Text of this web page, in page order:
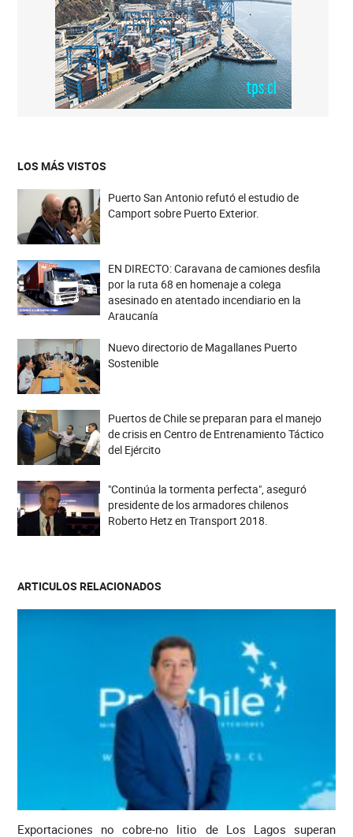
LOS MÁS VISTOS
Puerto San Antonio refutó el estudio de
Camport sobre Puerto Exterior.
EN DIRECTO: Caravana de camiones desfila
por la ruta 68 en homenaje a colega
asesinado en atentado incendiario en la
Araucanía
Nuevo directorio de Magallanes Puerto
Sostenible
Puertos de Chile se preparan para el manejo
de crisis en Centro de Entrenamiento Táctico
del Ejército
"Continúa la tormenta perfecta", aseguró
presidente de los armadores chilenos
Roberto Hetz en Transport 2018.
ARTICULOS RELACIONADOS
Exportaciones no cobre-no litio de Los Lagos superan